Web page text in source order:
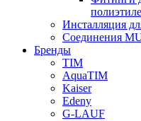
Инсталляция
Соединения
Бренды
TIM
AquaTIM
Kaiser
Edeny
G-LAUF